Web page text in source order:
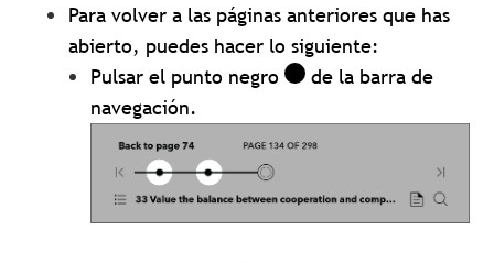
Para volver a las páginas anteriores que has
abierto, puedes hacer lo siguiente:
Pulsar el punto negro
de la barra de
navegación.